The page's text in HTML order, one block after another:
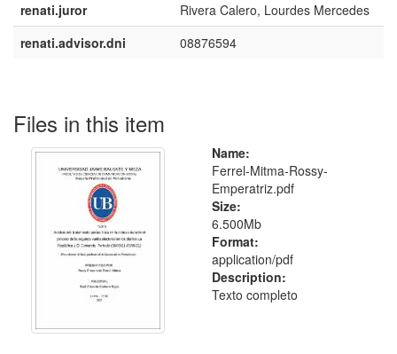
renati.juror
Rivera Calero, Lourdes Mercedes
renati.advisor.dni
08876594
Files in this item
Name:
Ferrel-Mitma-Rossy-
Emperatriz.pdf
Size:
6.500Mb
Format:
application/pdf
Description:
Texto completo